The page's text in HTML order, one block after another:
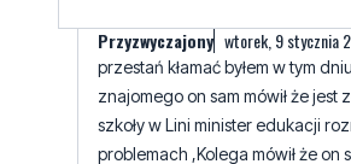
szkoły w Lini minister edukacji
problemach ,Kolega mówił że on
ostatnich czasach ktoś ich
Dlatego skończ z propagandą
odwali,religie zniesie, krzyże